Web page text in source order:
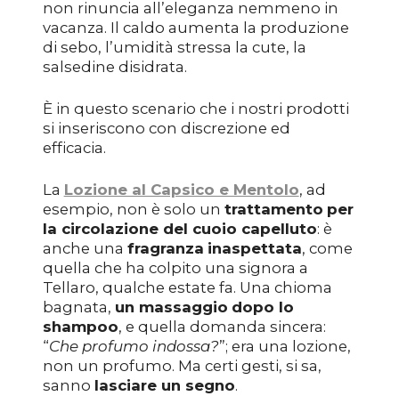
non rinuncia all’eleganza nemmeno in
vacanza. Il caldo aumenta la produzione
di sebo, l’umidità stressa la cute, la
salsedine disidrata.
È in questo scenario che i nostri prodotti
si inseriscono con discrezione ed
efficacia.
La Lozione al Capsico e Mentolo, ad
esempio, non è solo un trattamento per
la circolazione del cuoio capelluto: è
anche una fragranza inaspettata, come
quella che ha colpito una signora a
Tellaro, qualche estate fa. Una chioma
bagnata, un massaggio dopo lo
shampoo, e quella domanda sincera:
“Che profumo indossa?”; era una lozione,
non un profumo. Ma certi gesti, si sa,
sanno lasciare un segno.